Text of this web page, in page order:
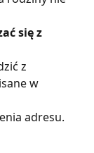
się z
z
w
adresu.